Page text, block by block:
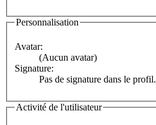
Personnalisation
Avatar:
(Aucun avatar)
Signature:
Pas de signature dans le profil.
Activité de l'utilisateur